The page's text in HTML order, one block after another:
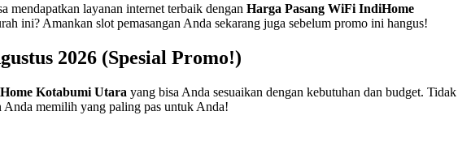
mendapatkan layanan internet terbaik dengan Harga Pasang WiFi IndiHome
ini? Amankan slot pemasangan Anda sekarang juga sebelum promo ini hangus!
2026 (Spesial Promo!)
Kotabumi Utara yang bisa Anda sesuaikan dengan kebutuhan dan budget. Tidak
memilih yang paling pas untuk Anda!